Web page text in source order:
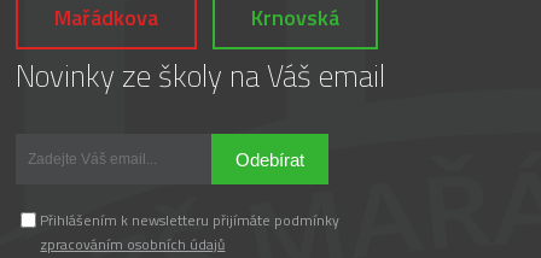
Mařádkova Krnovská
Novinky ze školy na Váš email
Odebírat
Přihlášením k newsletteru přijímáte podmínky
zpracováním osobních údajů